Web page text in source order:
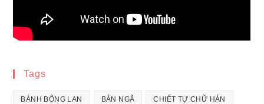
Tags
BÁNH BÔNG LAN BẢN NGÃ CHIẾT TỰ CHỮ HÁN